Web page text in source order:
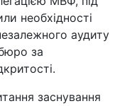
необхідності
аудиту
за
заснування